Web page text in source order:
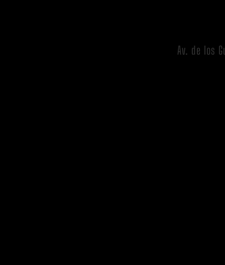
Av. de los